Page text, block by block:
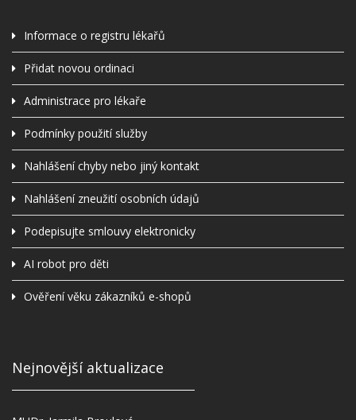
Informace o registru lékařů
Přidat novou ordinaci
Administrace pro lékaře
Podmínky použití služby
Nahlášení chyby nebo jiný kontakt
Nahlášení zneužití osobních údajů
Podepisujte smlouvy elektronicky
AI robot pro děti
Ověření věku zákazníků e-shopů
Nejnovější aktualizace